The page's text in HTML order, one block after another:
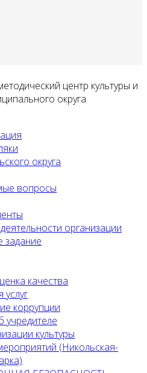
центр культуры и
округа
округа
вопросы
организации
задание
качества
услуг
коррупции
культуры
(Никольская-